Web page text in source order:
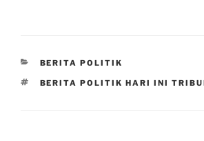
CATEGORIES
BERITA POLITIK
TAGS
BERITA POLITIK HARI INI